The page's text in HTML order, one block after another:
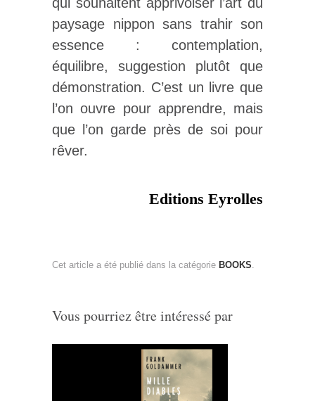
paysage nippon sans trahir son
essence : contemplation,
équilibre, suggestion plutôt que
démonstration. C’est un livre que
l’on ouvre pour apprendre, mais
que l’on garde près de soi pour
rêver.
Editions Eyrolles
Cet article a été publié dans la catégorie BOOKS
Vous pourriez être intéressé par